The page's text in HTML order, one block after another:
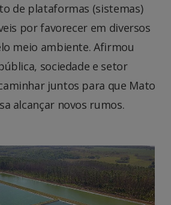
de plataformas (sistemas)
por favorecer em diversos
meio ambiente. Afirmou
sociedade e setor
juntos para que Mato
alcançar novos rumos.